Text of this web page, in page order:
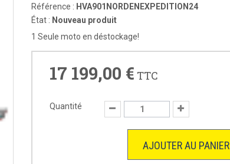
Référence : HVA901NORDENEXPEDITION24
État : Nouveau produit
1 Seule moto en déstockage!
17 199,00 € TTC
Quantité
AJOUTER AU PANIER